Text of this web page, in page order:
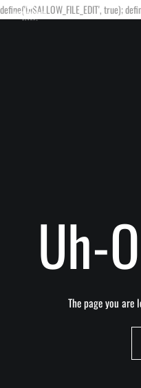
define('DISALLOW_FILE_EDIT', true);
Uh-
The page you